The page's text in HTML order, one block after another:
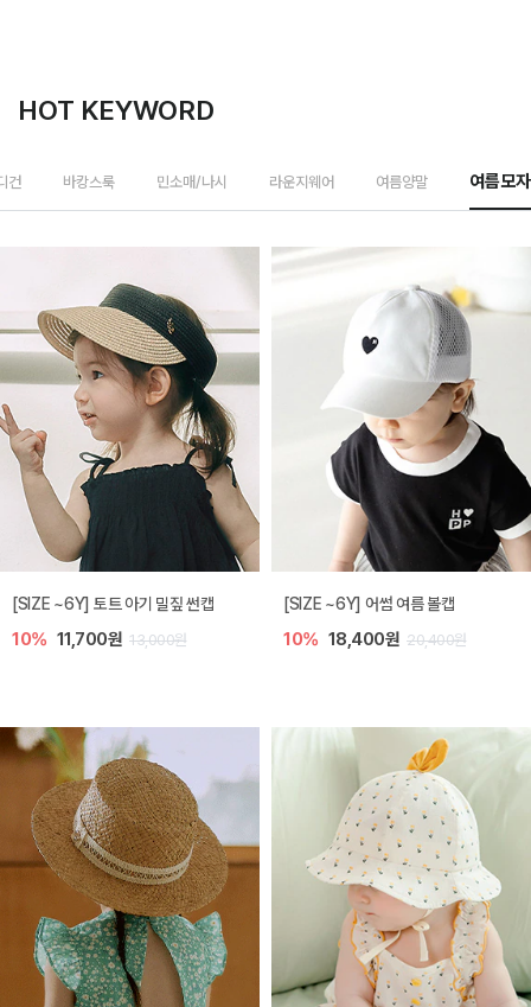
HOT KEYWORD
가디건 바캉스룩 민소매/나시 라운지웨어 여름양말 여
아레 니트 아기 가디건
5% 39,900원 42,000원
노리 니트 아기 가디건
10% 35,100원 39,000원